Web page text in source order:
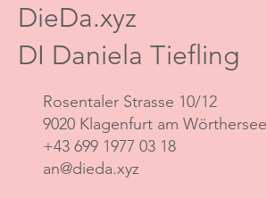
DieDa.xyz
DI Daniela Tiefling
Rosentaler Strasse 10/12
9020 Klagenfurt am Wörthersee
+43 699 1977 03 18
an@dieda.xyz